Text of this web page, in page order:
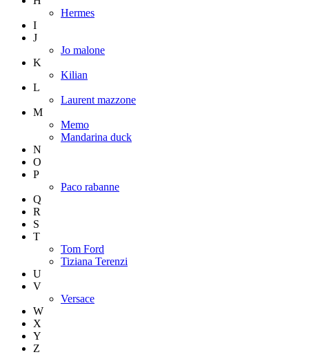
Hermes
I
J
Jo malone
K
Kilian
L
Laurent mazzone
M
Memo
Mandarina duck
N
O
P
Paco rabanne
Q
R
S
T
Tom Ford
Tiziana Terenzi
U
V
Versace
W
X
Y
Z